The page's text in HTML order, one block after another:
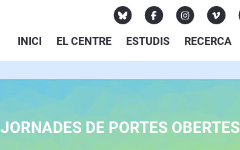
INICI EL CENTRE ESTUDIS RECERCA
JORNADES DE PORTES OBERTES